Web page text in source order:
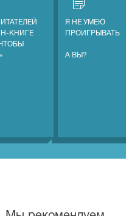
КНИГЕ
Я НЕ УМЕЮ
ПРОИГРЫВАТЬ
А ВЫ?